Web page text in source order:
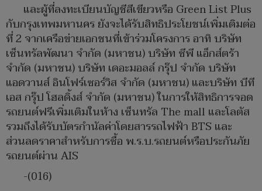
และผู้ที่ลงทะเบียนบัญชีสีเขียวหรือ Green List Plus
กับกรุงเทพมหานคร ยังจะได้รับสิทธิประโยชน์เพิ่มเติมต่อ
ที่ 2 จากเครือข่ายเอกชนที่เข้าร่วมโครงการ อาทิ บริษัท
เซ็นทรัลพัฒนา จำกัด (มหาชน) บริษัท ซีพี แอ็กส์ตร้า
จำกัด (มหาชน) บริษัท เดอะมอลล์ กรุ๊ป จำกัด บริษัท
แอดวานส์ อินโฟร์เซอร์วิส จำกัด (มหาชน) และบริษัท บีที
เอส กรุ๊ป โฮลดิ้งส์ จำกัด (มหาชน) ในการให้สิทธิการจอด
รถยนต์ฟรีเพิ่มเติมในห้าง เซ็นทรัล The mall และโลตัส
รวมถึงได้รับบัตรกำนัลค่าโดยสารรถไฟฟ้า BTS และ
ส่วนลดราคาสำหรับการซื้อ พ.ร.บ.รถยนต์หรือประกันภัย
รถยนต์ผ่าน AIS
-(016)